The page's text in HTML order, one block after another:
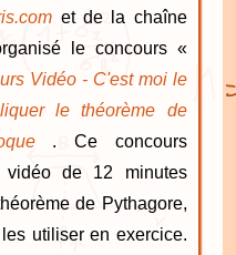
et de la chaîne
le concours «
Vidéo - C'est moi le
le théorème de
. Ce concours
de 12 minutes
de Pythagore,
utiliser en exercice.